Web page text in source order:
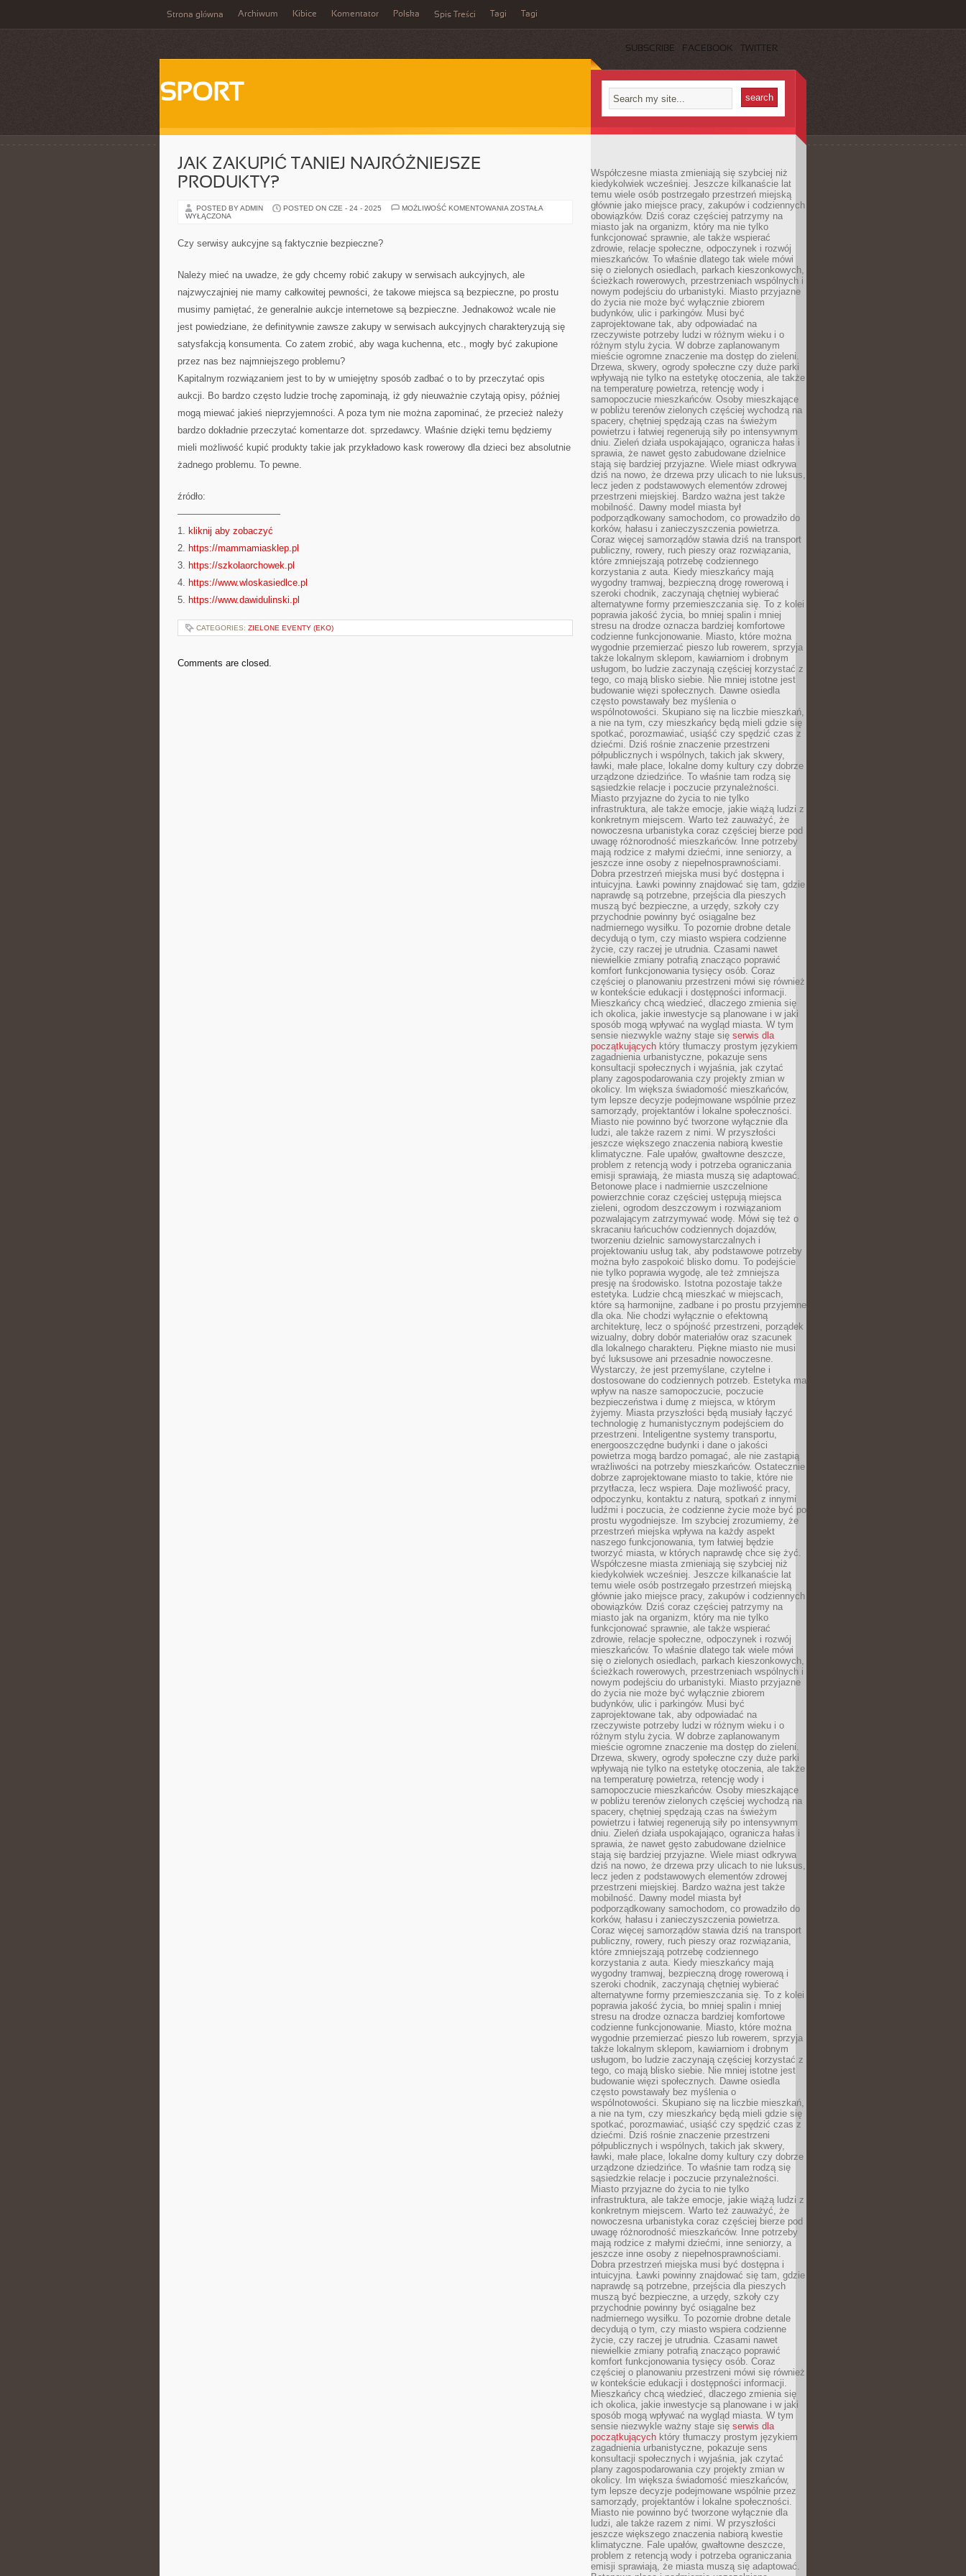
Strona główna Archiwum Kibice Komentator Polska Spis Treści Tagi Tagi
SUBSCRIBE FACEBOOK TWITTER
SPORT
JAK ZAKUPIĆ TANIEJ NAJRÓŻNIEJSZE
PRODUKTY?
POSTED BY ADMIN POSTED ON CZE - 24 - 2025 MOŻLIWOŚĆ KOMENTOWANIA JAK
ZOSTAŁA
WYŁĄCZONA
Czy serwisy aukcyjne są faktycznie bezpieczne?
Należy mieć na uwadze, że gdy chcemy robić zakupy w serwisach aukcyjnych, ale
najzwyczajniej nie mamy całkowitej pewności, że takowe miejsca są bezpieczne, po prostu
musimy pamiętać, że generalnie aukcje internetowe są bezpieczne. Jednakowoż wcale nie
jest powiedziane, że definitywnie zawsze zakupy w serwisach aukcyjnych charakteryzują się
satysfakcją konsumenta. Co zatem zrobić, aby waga kuchenna, etc., mogły być zakupione
przez nas bez najmniejszego problemu?
Kapitalnym rozwiązaniem jest to by w umiejętny sposób zadbać o to by przeczytać opis
aukcji. Bo bardzo często ludzie trochę zapominają, iż gdy nieuważnie czytają opisy, później
mogą miewać jakieś nieprzyjemności. A poza tym nie można zapominać, że przecież należy
bardzo dokładnie przeczytać komentarze dot. sprzedawcy. Właśnie dzięki temu będziemy
mieli możliwość kupić produkty takie jak przykładowo kask rowerowy dla dzieci bez absolutnie
żadnego problemu. To pewne.
źródło:
———————————
1. kliknij aby zobaczyć
2. https://mammamiasklep.pl
3. https://szkolaorchowek.pl
4. https://www.wloskasiedlce.pl
5. https://www.dawidulinski.pl
CATEGORIES: ZIELONE EVENTY (EKO)
Comments are closed.
Współczesne miasta zmieniają się szybciej niż
kiedykolwiek wcześniej. Jeszcze kilkanaście lat
temu wiele osób postrzegało przestrzeń miejską
głównie jako miejsce pracy, zakupów i codziennych
obowiązków. Dziś coraz częściej patrzymy na
miasto jak na organizm, który ma nie tylko
funkcjonować sprawnie, ale także wspierać
zdrowie, relacje społeczne, odpoczynek i rozwój
mieszkańców. To właśnie dlatego tak wiele mówi
się o zielonych osiedlach, parkach kieszonkowych,
ścieżkach rowerowych, przestrzeniach wspólnych i
nowym podejściu do urbanistyki. Miasto przyjazne
do życia nie może być wyłącznie zbiorem
budynków, ulic i parkingów. Musi być
zaprojektowane tak, aby odpowiadać na
rzeczywiste potrzeby ludzi w różnym wieku i o
różnym stylu życia. W dobrze zaplanowanym
mieście ogromne znaczenie ma dostęp do zieleni.
Drzewa, skwery, ogrody społeczne czy duże parki
wpływają nie tylko na estetykę otoczenia, ale także
na temperaturę powietrza, retencję wody i
samopoczucie mieszkańców. Osoby mieszkające
w pobliżu terenów zielonych częściej wychodzą na
spacery, chętniej spędzają czas na świeżym
powietrzu i łatwiej regenerują siły po intensywnym
dniu. Zieleń działa uspokajająco, ogranicza hałas i
sprawia, że nawet gęsto zabudowane dzielnice
stają się bardziej przyjazne. Wiele miast odkrywa
dziś na nowo, że drzewa przy ulicach to nie luksus,
lecz jeden z podstawowych elementów zdrowej
przestrzeni miejskiej. Bardzo ważna jest także
mobilność. Dawny model miasta był
podporządkowany samochodom, co prowadziło do
korków, hałasu i zanieczyszczenia powietrza.
Coraz więcej samorządów stawia dziś na transport
publiczny, rowery, ruch pieszy oraz rozwiązania,
które zmniejszają potrzebę codziennego
korzystania z auta. Kiedy mieszkańcy mają
wygodny tramwaj, bezpieczną drogę rowerową i
szeroki chodnik, zaczynają chętniej wybierać
alternatywne formy przemieszczania się. To z kolei
poprawia jakość życia, bo mniej spalin i mniej
stresu na drodze oznacza bardziej komfortowe
codzienne funkcjonowanie. Miasto, które można
wygodnie przemierzać pieszo lub rowerem, sprzyja
także lokalnym sklepom, kawiarniom i drobnym
usługom, bo ludzie zaczynają częściej korzystać z
tego, co mają blisko siebie. Nie mniej istotne jest
budowanie więzi społecznych. Dawne osiedla
często powstawały bez myślenia o
wspólnotowości. Skupiano się na liczbie mieszkań,
a nie na tym, czy mieszkańcy będą mieli gdzie się
spotkać, porozmawiać, usiąść czy spędzić czas z
dziećmi. Dziś rośnie znaczenie przestrzeni
półpublicznych i wspólnych, takich jak skwery,
ławki, małe place, lokalne domy kultury czy dobrze
urządzone dziedzińce. To właśnie tam rodzą się
sąsiedzkie relacje i poczucie przynależności.
Miasto przyjazne do życia to nie tylko
infrastruktura, ale także emocje, jakie wiążą ludzi z
konkretnym miejscem. Warto też zauważyć, że
nowoczesna urbanistyka coraz częściej bierze pod
uwagę różnorodność mieszkańców. Inne potrzeby
mają rodzice z małymi dziećmi, inne seniorzy, a
jeszcze inne osoby z niepełnosprawnościami.
Dobra przestrzeń miejska musi być dostępna i
intuicyjna. Ławki powinny znajdować się tam, gdzie
naprawdę są potrzebne, przejścia dla pieszych
muszą być bezpieczne, a urzędy, szkoły czy
przychodnie powinny być osiągalne bez
nadmiernego wysiłku. To pozornie drobne detale
decydują o tym, czy miasto wspiera codzienne
życie, czy raczej je utrudnia. Czasami nawet
niewielkie zmiany potrafią znacząco poprawić
komfort funkcjonowania tysięcy osób. Coraz
częściej o planowaniu przestrzeni mówi się również
w kontekście edukacji i dostępności informacji.
Mieszkańcy chcą wiedzieć, dlaczego zmienia się
ich okolica, jakie inwestycje są planowane i w jaki
sposób mogą wpływać na wygląd miasta. W tym
sensie niezwykle ważny staje się serwis dla
początkujących który tłumaczy prostym językiem
zagadnienia urbanistyczne, pokazuje sens
konsultacji społecznych i wyjaśnia, jak czytać
plany zagospodarowania czy projekty zmian w
okolicy. Im większa świadomość mieszkańców,
tym lepsze decyzje podejmowane wspólnie przez
samorządy, projektantów i lokalne społeczności.
Miasto nie powinno być tworzone wyłącznie dla
ludzi, ale także razem z nimi. W przyszłości
jeszcze większego znaczenia nabiorą kwestie
klimatyczne. Fale upałów, gwałtowne deszcze,
problem z retencją wody i potrzeba ograniczania
emisji sprawiają, że miasta muszą się adaptować.
Betonowe place i nadmiernie uszczelnione
powierzchnie coraz częściej ustępują miejsca
zieleni, ogrodom deszczowym i rozwiązaniom
pozwalającym zatrzymywać wodę. Mówi się też o
skracaniu łańcuchów codziennych dojazdów,
tworzeniu dzielnic samowystarczalnych i
projektowaniu usług tak, aby podstawowe potrzeby
można było zaspokoić blisko domu. To podejście
nie tylko poprawia wygodę, ale też zmniejsza
presję na środowisko. Istotna pozostaje także
estetyka. Ludzie chcą mieszkać w miejscach,
które są harmonijne, zadbane i po prostu przyjemne
dla oka. Nie chodzi wyłącznie o efektowną
architekturę, lecz o spójność przestrzeni, porządek
wizualny, dobry dobór materiałów oraz szacunek
dla lokalnego charakteru. Piękne miasto nie musi
być luksusowe ani przesadnie nowoczesne.
Wystarczy, że jest przemyślane, czytelne i
dostosowane do codziennych potrzeb. Estetyka ma
wpływ na nasze samopoczucie, poczucie
bezpieczeństwa i dumę z miejsca, w którym
żyjemy. Miasta przyszłości będą musiały łączyć
technologię z humanistycznym podejściem do
przestrzeni. Inteligentne systemy transportu,
energooszczędne budynki i dane o jakości
powietrza mogą bardzo pomagać, ale nie zastąpią
wrażliwości na potrzeby mieszkańców. Ostatecznie
dobrze zaprojektowane miasto to takie, które nie
przytłacza, lecz wspiera. Daje możliwość pracy,
odpoczynku, kontaktu z naturą, spotkań z innymi
ludźmi i poczucia, że codzienne życie może być po
prostu wygodniejsze. Im szybciej zrozumiemy, że
przestrzeń miejska wpływa na każdy aspekt
naszego funkcjonowania, tym łatwiej będzie
tworzyć miasta, w których naprawdę chce się żyć.
Współczesne miasta zmieniają się szybciej niż
kiedykolwiek wcześniej. Jeszcze kilkanaście lat
temu wiele osób postrzegało przestrzeń miejską
głównie jako miejsce pracy, zakupów i codziennych
obowiązków. Dziś coraz częściej patrzymy na
miasto jak na organizm, który ma nie tylko
funkcjonować sprawnie, ale także wspierać
zdrowie, relacje społeczne, odpoczynek i rozwój
mieszkańców. To właśnie dlatego tak wiele mówi
się o zielonych osiedlach, parkach kieszonkowych,
ścieżkach rowerowych, przestrzeniach wspólnych i
nowym podejściu do urbanistyki. Miasto przyjazne
do życia nie może być wyłącznie zbiorem
budynków, ulic i parkingów. Musi być
zaprojektowane tak, aby odpowiadać na
rzeczywiste potrzeby ludzi w różnym wieku i o
różnym stylu życia. W dobrze zaplanowanym
mieście ogromne znaczenie ma dostęp do zieleni.
Drzewa, skwery, ogrody społeczne czy duże parki
wpływają nie tylko na estetykę otoczenia, ale także
na temperaturę powietrza, retencję wody i
samopoczucie mieszkańców. Osoby mieszkające
w pobliżu terenów zielonych częściej wychodzą na
spacery, chętniej spędzają czas na świeżym
powietrzu i łatwiej regenerują siły po intensywnym
dniu. Zieleń działa uspokajająco, ogranicza hałas i
sprawia, że nawet gęsto zabudowane dzielnice
stają się bardziej przyjazne. Wiele miast odkrywa
dziś na nowo, że drzewa przy ulicach to nie luksus,
lecz jeden z podstawowych elementów zdrowej
przestrzeni miejskiej. Bardzo ważna jest także
mobilność. Dawny model miasta był
podporządkowany samochodom, co prowadziło do
korków, hałasu i zanieczyszczenia powietrza.
Coraz więcej samorządów stawia dziś na transport
publiczny, rowery, ruch pieszy oraz rozwiązania,
które zmniejszają potrzebę codziennego
korzystania z auta. Kiedy mieszkańcy mają
wygodny tramwaj, bezpieczną drogę rowerową i
szeroki chodnik, zaczynają chętniej wybierać
alternatywne formy przemieszczania się. To z kolei
poprawia jakość życia, bo mniej spalin i mniej
stresu na drodze oznacza bardziej komfortowe
codzienne funkcjonowanie. Miasto, które można
wygodnie przemierzać pieszo lub rowerem, sprzyja
także lokalnym sklepom, kawiarniom i drobnym
usługom, bo ludzie zaczynają częściej korzystać z
tego, co mają blisko siebie. Nie mniej istotne jest
budowanie więzi społecznych. Dawne osiedla
często powstawały bez myślenia o
wspólnotowości. Skupiano się na liczbie mieszkań,
a nie na tym, czy mieszkańcy będą mieli gdzie się
spotkać, porozmawiać, usiąść czy spędzić czas z
dziećmi. Dziś rośnie znaczenie przestrzeni
półpublicznych i wspólnych, takich jak skwery,
ławki, małe place, lokalne domy kultury czy dobrze
urządzone dziedzińce. To właśnie tam rodzą się
sąsiedzkie relacje i poczucie przynależności.
Miasto przyjazne do życia to nie tylko
infrastruktura, ale także emocje, jakie wiążą ludzi z
konkretnym miejscem. Warto też zauważyć, że
nowoczesna urbanistyka coraz częściej bierze pod
uwagę różnorodność mieszkańców. Inne potrzeby
mają rodzice z małymi dziećmi, inne seniorzy, a
jeszcze inne osoby z niepełnosprawnościami.
Dobra przestrzeń miejska musi być dostępna i
intuicyjna. Ławki powinny znajdować się tam, gdzie
naprawdę są potrzebne, przejścia dla pieszych
muszą być bezpieczne, a urzędy, szkoły czy
przychodnie powinny być osiągalne bez
nadmiernego wysiłku. To pozornie drobne detale
decydują o tym, czy miasto wspiera codzienne
życie, czy raczej je utrudnia. Czasami nawet
niewielkie zmiany potrafią znacząco poprawić
komfort funkcjonowania tysięcy osób. Coraz
częściej o planowaniu przestrzeni mówi się również
w kontekście edukacji i dostępności informacji.
Mieszkańcy chcą wiedzieć, dlaczego zmienia się
ich okolica, jakie inwestycje są planowane i w jaki
sposób mogą wpływać na wygląd miasta. W tym
sensie niezwykle ważny staje się serwis dla
początkujących który tłumaczy prostym językiem
zagadnienia urbanistyczne, pokazuje sens
konsultacji społecznych i wyjaśnia, jak czytać
plany zagospodarowania czy projekty zmian w
okolicy. Im większa świadomość mieszkańców,
tym lepsze decyzje podejmowane wspólnie przez
samorządy, projektantów i lokalne społeczności.
Miasto nie powinno być tworzone wyłącznie dla
ludzi, ale także razem z nimi. W przyszłości
jeszcze większego znaczenia nabiorą kwestie
klimatyczne. Fale upałów, gwałtowne deszcze,
problem z retencją wody i potrzeba ograniczania
emisji sprawiają, że miasta muszą się adaptować.